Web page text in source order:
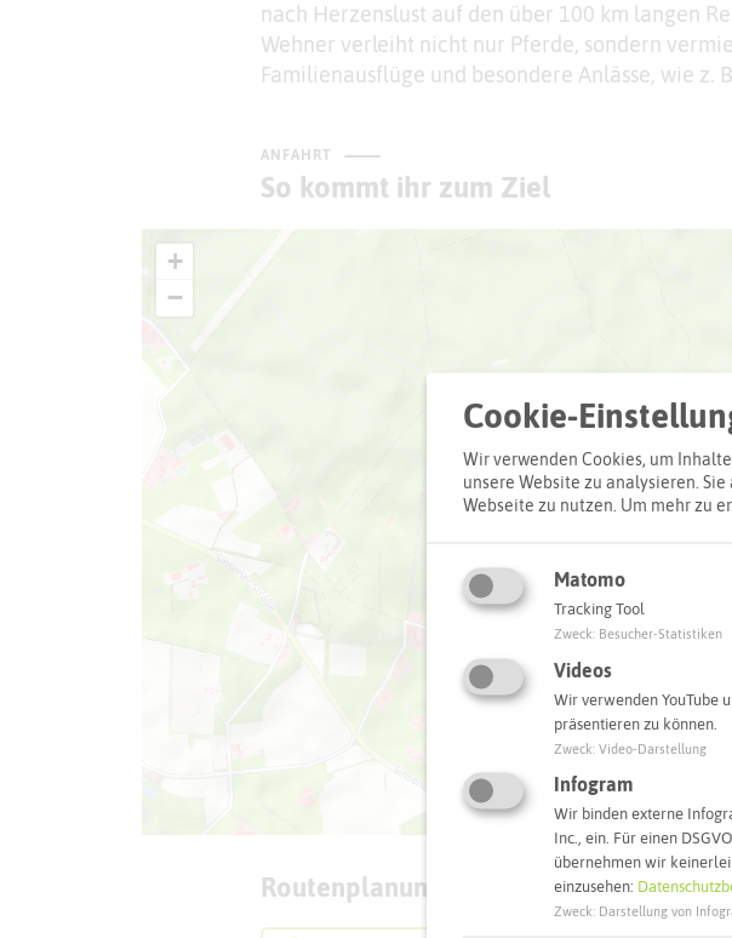
nach Herzenslust auf den über 100 km langen
Wehner verleiht nicht nur Pferde, sondern
Familienausflüge und besondere Anlässe, wie z.
ANFAHRT
So kommt ihr zum Ziel
+
−
Routenplanung zum Ziel:
Cookie-
Wir verwenden Cookies, um
unsere Website zu analysieren.
Webseite zu nutzen. Um mehr zu
Matomo
Tracking Tool
Zweck: Besucher-Statistiken
Videos
Wir verwenden YouTube
präsentieren zu können.
Zweck: Video-Darstellung
Infogram
Wir binden externe
Inc., ein. Für einen
übernehmen wir
einzusehen:
Zweck: Darstellung von